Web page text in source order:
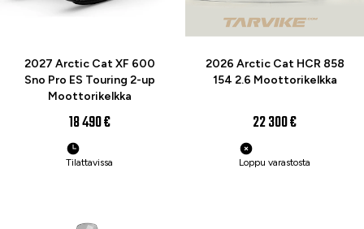
2027 Arctic Cat XF 600
Sno Pro ES Touring 2-up
Moottorikelkka
18 490 €
Tilattavissa
2026 Arctic Cat HCR 858
154 2.6 Moottorikelkka
22 300 €
Loppu varastosta